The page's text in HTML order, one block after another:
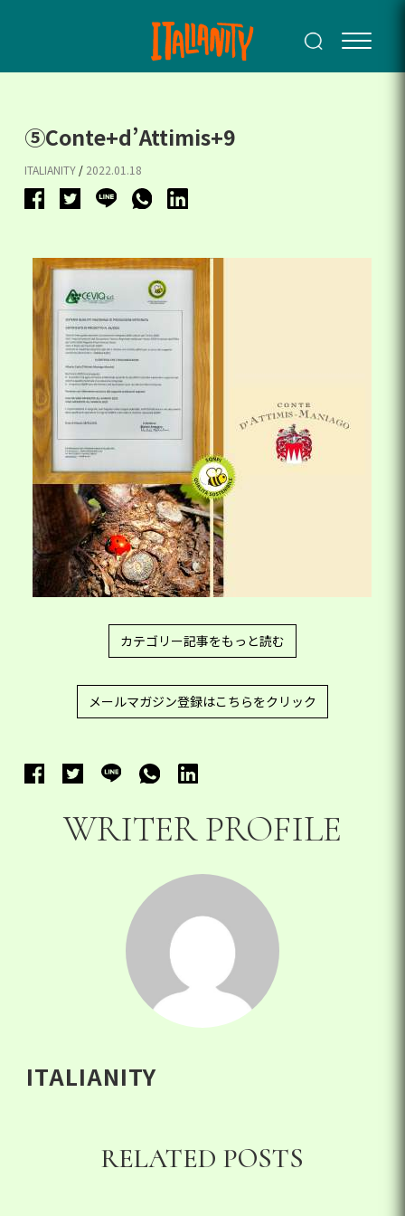
⑤Conte+d’Attimis+9
ITALIANITY / 2022.01.18
カテゴリー記事をもっと読む
メールマガジン登録はこちらをクリック
WRITER PROFILE
ITALIANITY
RELATED POSTS